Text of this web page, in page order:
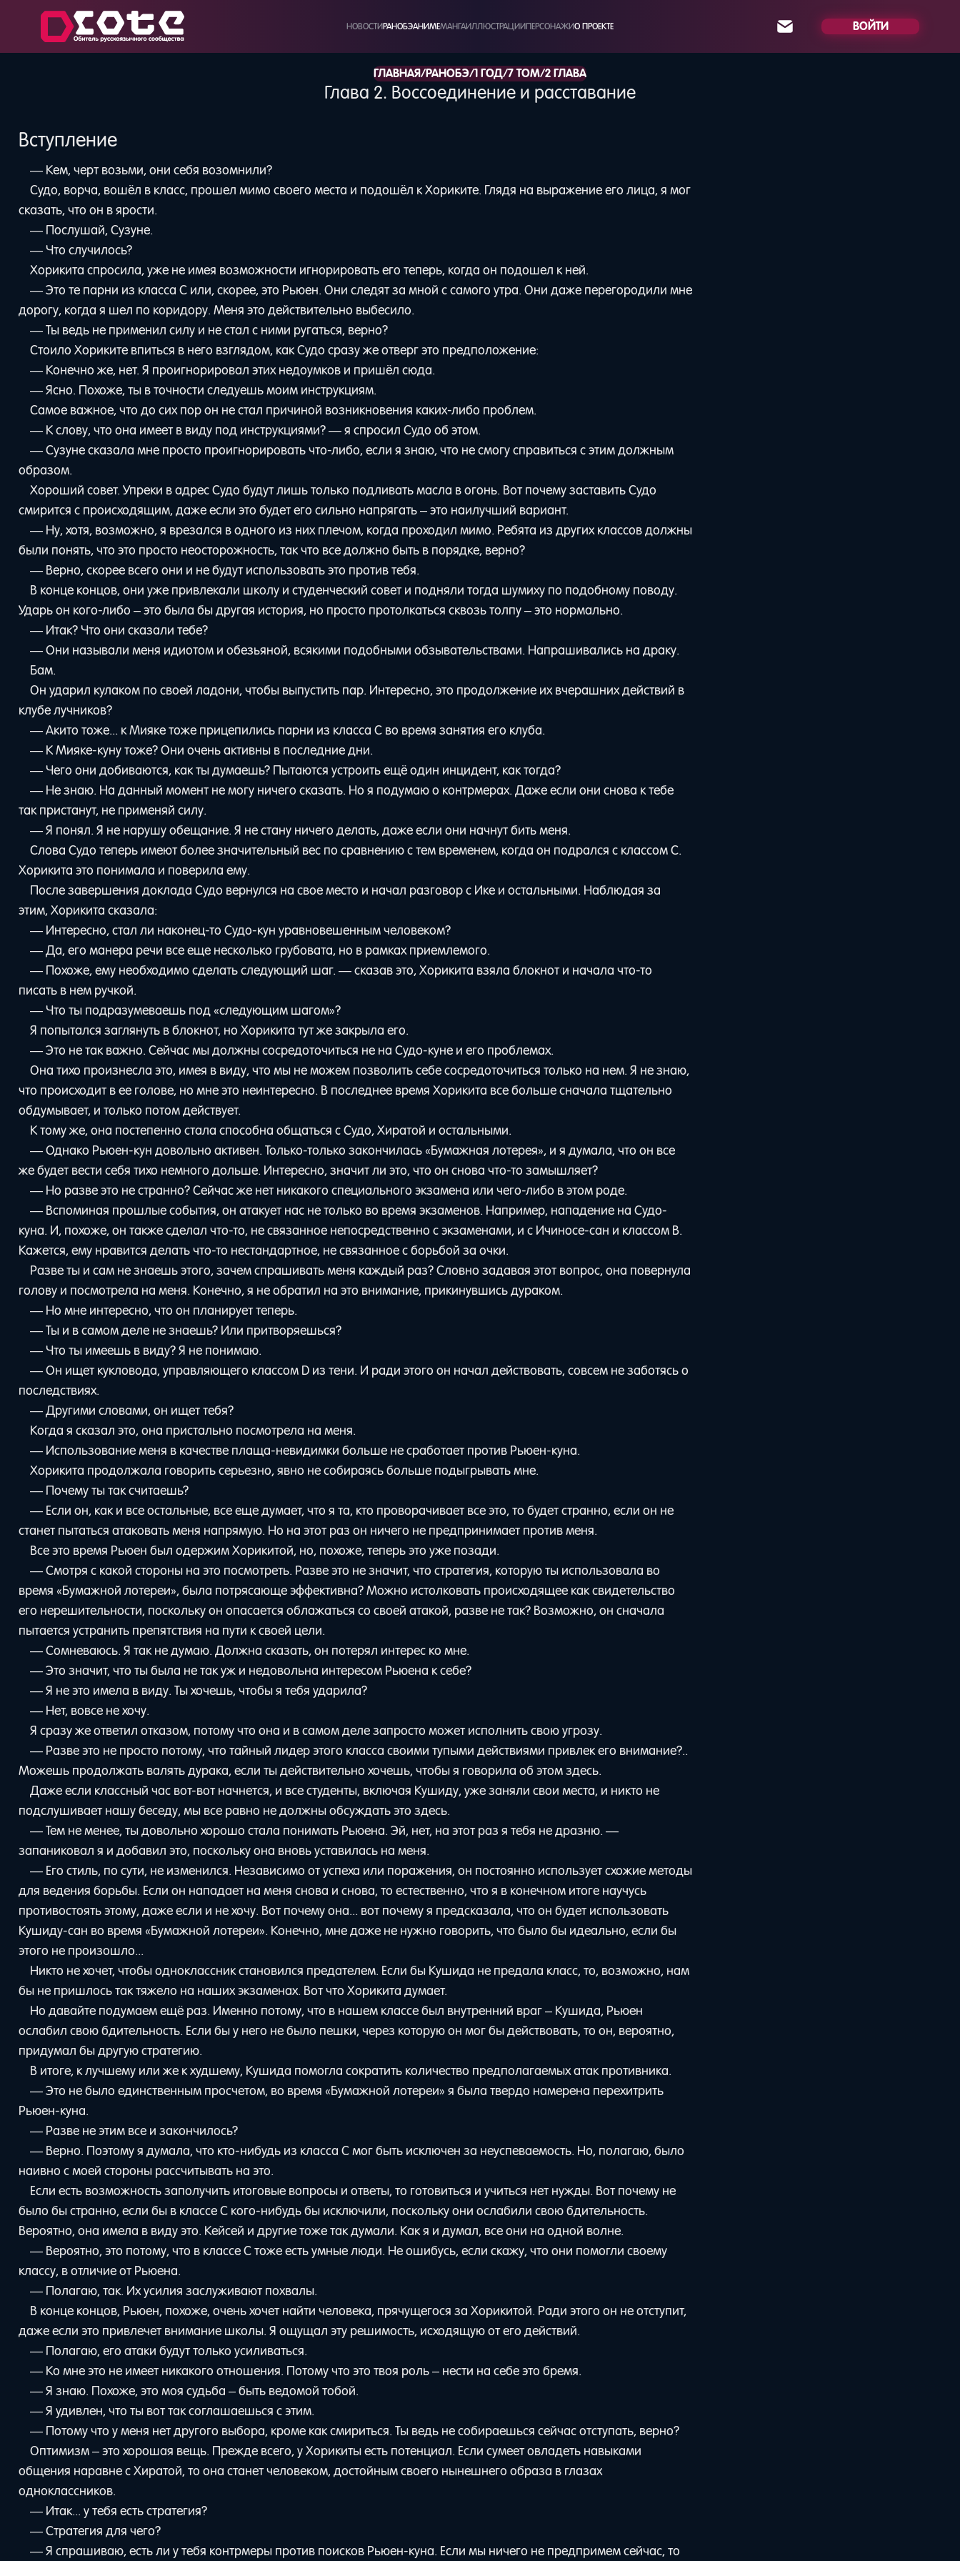
НОВОСТИРАНОБЭАНИМЕМАНГАИЛЛЮСТРАЦИИПЕРСОНАЖИО ПРОЕКТЕ ВОЙТИ
ГЛАВНАЯ/РАНОБЭ/1 ГОД/7 ТОМ/2 ГЛАВА
Глава 2. Воссоединение и расставание
Вступление
— Кем, черт возьми, они себя возомнили?
Судо, ворча, вошёл в класс, прошел мимо своего места и подошёл к Хориките. Глядя на выражение его лица, я мог
сказать, что он в ярости.
— Послушай, Сузуне.
— Что случилось?
Хорикита спросила, уже не имея возможности игнорировать его теперь, когда он подошел к ней.
— Это те парни из класса С или, скорее, это Рьюен. Они следят за мной с самого утра. Они даже перегородили мне
дорогу, когда я шел по коридору. Меня это действительно выбесило.
— Ты ведь не применил силу и не стал с ними ругаться, верно?
Стоило Хориките впиться в него взглядом, как Судо сразу же отверг это предположение:
— Конечно же, нет. Я проигнорировал этих недоумков и пришёл сюда.
— Ясно. Похоже, ты в точности следуешь моим инструкциям.
Самое важное, что до сих пор он не стал причиной возникновения каких-либо проблем.
— К слову, что она имеет в виду под инструкциями? — я спросил Судо об этом.
— Сузуне сказала мне просто проигнорировать что-либо, если я знаю, что не смогу справиться с этим должным
образом.
Хороший совет. Упреки в адрес Судо будут лишь только подливать масла в огонь. Вот почему заставить Судо
смирится с происходящим, даже если это будет его сильно напрягать – это наилучший вариант.
— Ну, хотя, возможно, я врезался в одного из них плечом, когда проходил мимо. Ребята из других классов должны
были понять, что это просто неосторожность, так что все должно быть в порядке, верно?
— Верно, скорее всего они и не будут использовать это против тебя.
В конце концов, они уже привлекали школу и студенческий совет и подняли тогда шумиху по подобному поводу.
Ударь он кого-либо – это была бы другая история, но просто протолкаться сквозь толпу – это нормально.
— Итак? Что они сказали тебе?
— Они называли меня идиотом и обезьяной, всякими подобными обзывательствами. Напрашивались на драку.
Бам.
Он ударил кулаком по своей ладони, чтобы выпустить пар. Интересно, это продолжение их вчерашних действий в
клубе лучников?
— Акито тоже... к Мияке тоже прицепились парни из класса С во время занятия его клуба.
— К Мияке-куну тоже? Они очень активны в последние дни.
— Чего они добиваются, как ты думаешь? Пытаются устроить ещё один инцидент, как тогда?
— Не знаю. На данный момент не могу ничего сказать. Но я подумаю о контрмерах. Даже если они снова к тебе
так пристанут, не применяй силу.
— Я понял. Я не нарушу обещание. Я не стану ничего делать, даже если они начнут бить меня.
Слова Судо теперь имеют более значительный вес по сравнению с тем временем, когда он подрался с классом С.
Хорикита это понимала и поверила ему.
После завершения доклада Судо вернулся на свое место и начал разговор с Ике и остальными. Наблюдая за
этим, Хорикита сказала:
— Интересно, стал ли наконец-то Судо-кун уравновешенным человеком?
— Да, его манера речи все еще несколько грубовата, но в рамках приемлемого.
— Похоже, ему необходимо сделать следующий шаг. — сказав это, Хорикита взяла блокнот и начала что-то
писать в нем ручкой.
— Что ты подразумеваешь под «следующим шагом»?
Я попытался заглянуть в блокнот, но Хорикита тут же закрыла его.
— Это не так важно. Сейчас мы должны сосредоточиться не на Судо-куне и его проблемах.
Она тихо произнесла это, имея в виду, что мы не можем позволить себе сосредоточиться только на нем. Я не знаю,
что происходит в ее голове, но мне это неинтересно. В последнее время Хорикита все больше сначала тщательно
обдумывает, и только потом действует.
К тому же, она постепенно стала способна общаться с Судо, Хиратой и остальными.
— Однако Рьюен-кун довольно активен. Только-только закончилась «Бумажная лотерея», и я думала, что он все
же будет вести себя тихо немного дольше. Интересно, значит ли это, что он снова что-то замышляет?
— Но разве это не странно? Сейчас же нет никакого специального экзамена или чего-либо в этом роде.
— Вспоминая прошлые события, он атакует нас не только во время экзаменов. Например, нападение на Судо-
куна. И, похоже, он также сделал что-то, не связанное непосредственно с экзаменами, и с Ичиносе-сан и классом В.
Кажется, ему нравится делать что-то нестандартное, не связанное с борьбой за очки.
Разве ты и сам не знаешь этого, зачем спрашивать меня каждый раз? Словно задавая этот вопрос, она повернула
голову и посмотрела на меня. Конечно, я не обратил на это внимание, прикинувшись дураком.
— Но мне интересно, что он планирует теперь.
— Ты и в самом деле не знаешь? Или притворяешься?
— Что ты имеешь в виду? Я не понимаю.
— Он ищет кукловода, управляющего классом D из тени. И ради этого он начал действовать, совсем не заботясь о
последствиях.
— Другими словами, он ищет тебя?
Когда я сказал это, она пристально посмотрела на меня.
— Использование меня в качестве плаща-невидимки больше не сработает против Рьюен-куна.
Хорикита продолжала говорить серьезно, явно не собираясь больше подыгрывать мне.
— Почему ты так считаешь?
— Если он, как и все остальные, все еще думает, что я та, кто проворачивает все это, то будет странно, если он не
станет пытаться атаковать меня напрямую. Но на этот раз он ничего не предпринимает против меня.
Все это время Рьюен был одержим Хорикитой, но, похоже, теперь это уже позади.
— Смотря с какой стороны на это посмотреть. Разве это не значит, что стратегия, которую ты использовала во
время «Бумажной лотереи», была потрясающе эффективна? Можно истолковать происходящее как свидетельство
его нерешительности, поскольку он опасается облажаться со своей атакой, разве не так? Возможно, он сначала
пытается устранить препятствия на пути к своей цели.
— Сомневаюсь. Я так не думаю. Должна сказать, он потерял интерес ко мне.
— Это значит, что ты была не так уж и недовольна интересом Рьюена к себе?
— Я не это имела в виду. Ты хочешь, чтобы я тебя ударила?
— Нет, вовсе не хочу.
Я сразу же ответил отказом, потому что она и в самом деле запросто может исполнить свою угрозу.
— Разве это не просто потому, что тайный лидер этого класса своими тупыми действиями привлек его внимание?..
Можешь продолжать валять дурака, если ты действительно хочешь, чтобы я говорила об этом здесь.
Даже если классный час вот-вот начнется, и все студенты, включая Кушиду, уже заняли свои места, и никто не
подслушивает нашу беседу, мы все равно не должны обсуждать это здесь.
— Тем не менее, ты довольно хорошо стала понимать Рьюена. Эй, нет, на этот раз я тебя не дразню. —
запаниковал я и добавил это, поскольку она вновь уставилась на меня.
— Его стиль, по сути, не изменился. Независимо от успеха или поражения, он постоянно использует схожие методы
для ведения борьбы. Если он нападает на меня снова и снова, то естественно, что я в конечном итоге научусь
противостоять этому, даже если и не хочу. Вот почему она... вот почему я предсказала, что он будет использовать
Кушиду-сан во время «Бумажной лотереи». Конечно, мне даже не нужно говорить, что было бы идеально, если бы
этого не произошло...
Никто не хочет, чтобы одноклассник становился предателем. Если бы Кушида не предала класс, то, возможно, нам
бы не пришлось так тяжело на наших экзаменах. Вот что Хорикита думает.
Но давайте подумаем ещё раз. Именно потому, что в нашем классе был внутренний враг – Кушида, Рьюен
ослабил свою бдительность. Если бы у него не было пешки, через которую он мог бы действовать, то он, вероятно,
придумал бы другую стратегию.
В итоге, к лучшему или же к худшему, Кушида помогла сократить количество предполагаемых атак противника.
— Это не было единственным просчетом, во время «Бумажной лотереи» я была твердо намерена перехитрить
Рьюен-куна.
— Разве не этим все и закончилось?
— Верно. Поэтому я думала, что кто-нибудь из класса C мог быть исключен за неуспеваемость. Но, полагаю, было
наивно с моей стороны рассчитывать на это.
Если есть возможность заполучить итоговые вопросы и ответы, то готовиться и учиться нет нужды. Вот почему не
было бы странно, если бы в классе C кого-нибудь бы исключили, поскольку они ослабили свою бдительность.
Вероятно, она имела в виду это. Кейсей и другие тоже так думали. Как я и думал, все они на одной волне.
— Вероятно, это потому, что в классе C тоже есть умные люди. Не ошибусь, если скажу, что они помогли своему
классу, в отличие от Рьюена.
— Полагаю, так. Их усилия заслуживают похвалы.
В конце концов, Рьюен, похоже, очень хочет найти человека, прячущегося за Хорикитой. Ради этого он не отступит,
даже если это привлечет внимание школы. Я ощущал эту решимость, исходящую от его действий.
— Полагаю, его атаки будут только усиливаться.
— Ко мне это не имеет никакого отношения. Потому что это твоя роль – нести на себе это бремя.
— Я знаю. Похоже, это моя судьба – быть ведомой тобой.
— Я удивлен, что ты вот так соглашаешься с этим.
— Потому что у меня нет другого выбора, кроме как смириться. Ты ведь не собираешься сейчас отступать, верно?
Оптимизм – это хорошая вещь. Прежде всего, у Хорикиты есть потенциал. Если сумеет овладеть навыками
общения наравне с Хиратой, то она станет человеком, достойным своего нынешнего образа в глазах
одноклассников.
— Итак... у тебя есть стратегия?
— Стратегия для чего?
— Я спрашиваю, есть ли у тебя контрмеры против поисков Рьюен-куна. Если мы ничего не предпримем сейчас, то